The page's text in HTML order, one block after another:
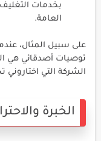
بخدمات
العامة.
على سبيل المثال،
توصيات أصدقائي هي
الشركة التي اختاروني
الخبرة